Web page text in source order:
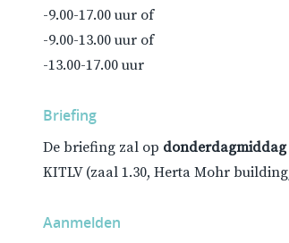
-9.00-17.00 uur of
-9.00-13.00 uur of
-13.00-17.00 uur
Briefing
De briefing zal op donderdagmiddag
KITLV (zaal 1.30, Herta Mohr
Aanmelden